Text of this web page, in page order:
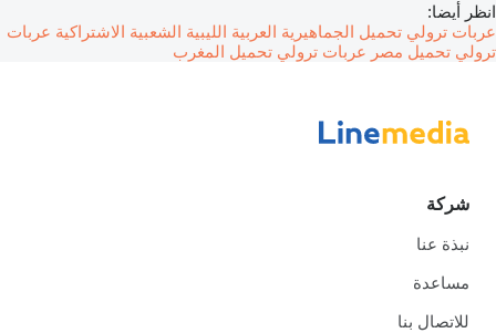
انظر أيضا:
عربات ترولي تحميل الجماهيرية العربية الليبية الشعبية الاشتراكية عربات
ترولي تحميل مصر عربات ترولي تحميل المغرب
شركة
نبذة عنا
مساعدة
للاتصال بنا